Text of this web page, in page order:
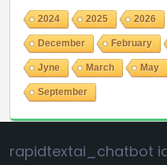
2024 2025 2026
December February
Jyne March May
September
rapidtextai_chatbot